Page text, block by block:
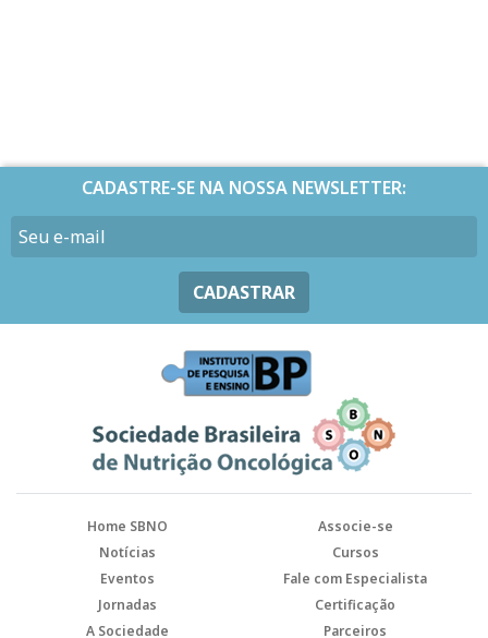
CADASTRE-SE NA NOSSA NEWSLETTER:
CADASTRAR
Home SBNO
Associe-se
Notícias
Cursos
Eventos
Fale com Especialista
Jornadas
Certificação
A Sociedade
Parceiros